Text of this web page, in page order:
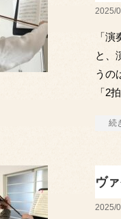
2025/
「
と、
うの
「2
続
ヴ
2025/